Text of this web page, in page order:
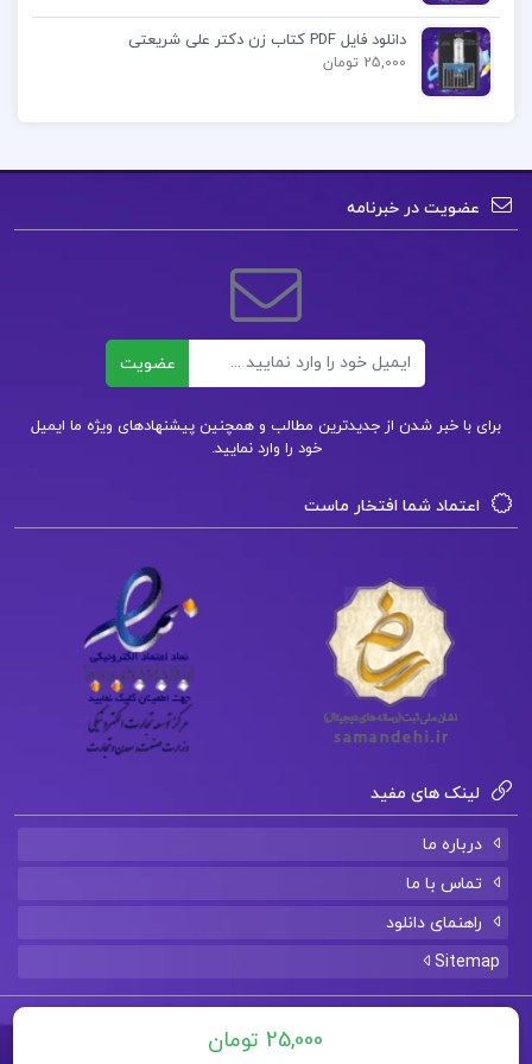
و…
اموزش محاسبات عددی دکتر نیکوکار
کتاب محاسبات عددی پیام نور
دانلود کتاب محاسبات عددی امینی خواه
دانلود رایگان کتاب روش های محاسبات عددی فهیمه
سلطانیان
حل المسائل محاسبات عددی فهیمه سلطانیان
دانلود فایل PDF کتاب احتمالات و آمار کاربردی در
روانشناسی و علوم تربیتی دکتر علی دلاور
دانلود فایل PDF کتاب فارسی عمومی رضا اشرف زاده
دانلود فایل PDF کتاب آناتومی گری برای دانشجویان
دانلود فایل PDF کتاب زن دکتر علی شریعتی
25,000 تومان
عضویت در خبرنامه
عضویت
برای با خبر شدن از جدیدترین مطالب و همچنین پیشنهادهای ویژه ما ایمیل
خود را وارد نمایید.
اعتماد شما افتخار ماست
لینک های مفید
درباره ما
تماس با ما
راهنمای دانلود
Sitemap
تمامی حقوق برای سایتارزان پی دی اف25,000 تومان